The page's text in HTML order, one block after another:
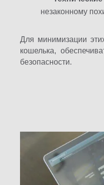
незаконному
Для минимизации
кошелька,
безопасности.